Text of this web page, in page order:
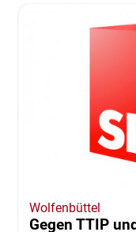
Wolfenbüttel
Gegen TTIP